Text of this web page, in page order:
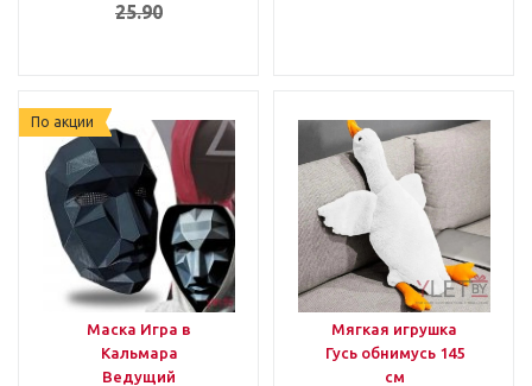
25.90
По акции
Маска Игра в
Кальмара
Ведущий
Мягкая игрушка
Гусь обнимусь 145
см